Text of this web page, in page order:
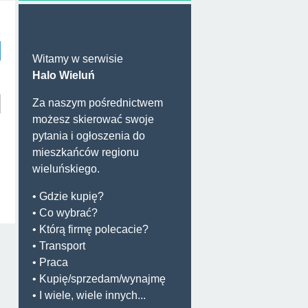
Witamy w serwisie
Halo Wieluń
Za naszym pośrednictwem
możesz skierować swoje
pytania i ogłoszenia do
mieszkańców regionu
wieluńskiego.
• Gdzie kupię?
• Co wybrać?
• Którą firmę polecacie?
• Transport
• Praca
• Kupię/sprzedam/wynajmę
• I wiele, wiele innych...